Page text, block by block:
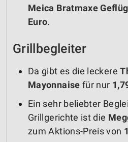
Meica Bratmaxe
Euro.
Grillbegleiter
Da gibt es die leckere
Mayonnaise für nur
Ein sehr beliebter
Grillgerichte ist die
zum Aktions-Preis von